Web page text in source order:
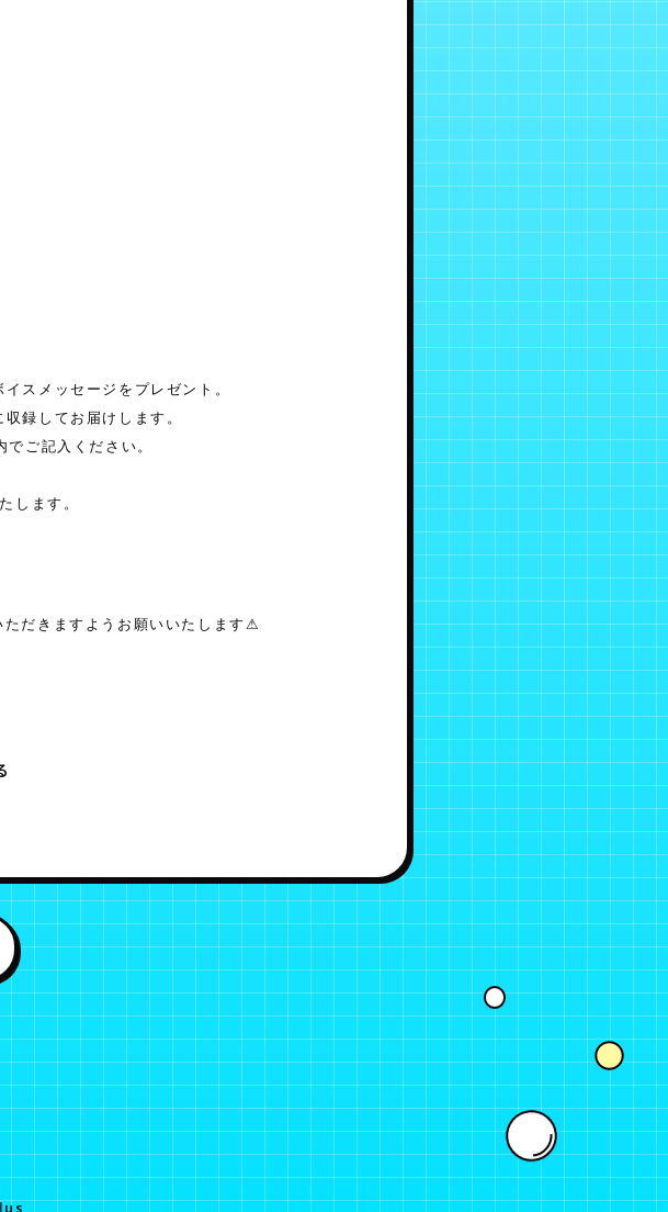
スメッセージをプレゼント。
録してお届けします。
ご記入ください。
します。
だきますようお願いいたします⚠